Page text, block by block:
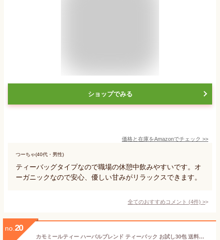
ショップでみる
価格と在庫をAmazonでチェック >>
つーちゃ(40代・男性)
ティーバッグタイプなので職場の休憩中飲みやすいです。オ
ーガニックなので安心、優しい甘みがリラックスできます。
全てのおすすめコメント (4件) >
no. 20
カモミールティー ハーバルブレンド ティーバック お試し30包 送料無料